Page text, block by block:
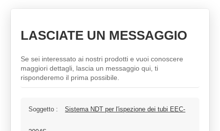
LASCIATE UN MESSAGGIO
Se sei interessato ai nostri prodotti e vuoi conoscere
maggiori dettagli, lascia un messaggio qui, ti
risponderemo il prima possibile.
Soggetto : Sistema NDT per l'ispezione dei tubi EEC-